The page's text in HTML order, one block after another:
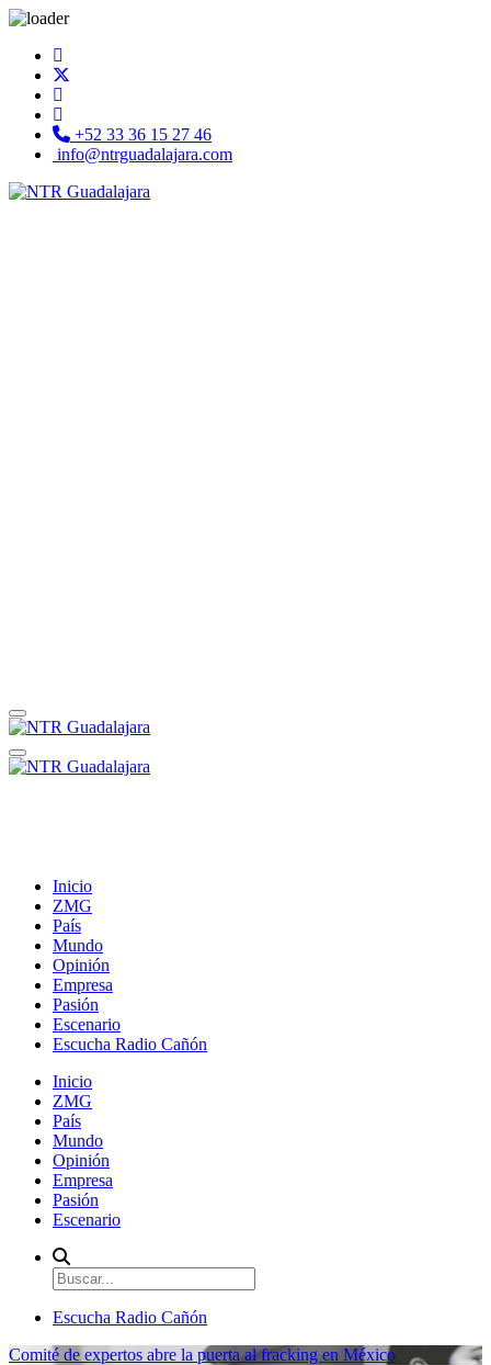
+52 33 36 15 27 46
info@ntrguadalajara.com
Inicio
ZMG
País
Mundo
Opinión
Empresa
Pasión
Escenario
Escucha Radio Cañón
Inicio
ZMG
País
Mundo
Opinión
Empresa
Pasión
Escenario
Escucha Radio Cañón
Comité de expertos abre la puerta al fracking en México